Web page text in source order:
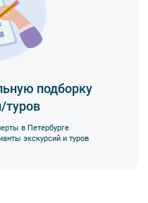
подборку
туров
в Петербурге
экскурсий и туров